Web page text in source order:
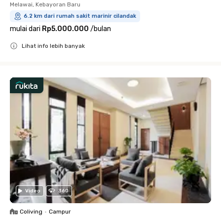
Melawai, Kebayoran Baru
6.2 km dari rumah sakit marinir cilandak
mulai dari Rp5.000.000 /bulan
Lihat info lebih banyak
Video 360
Coliving • Campur